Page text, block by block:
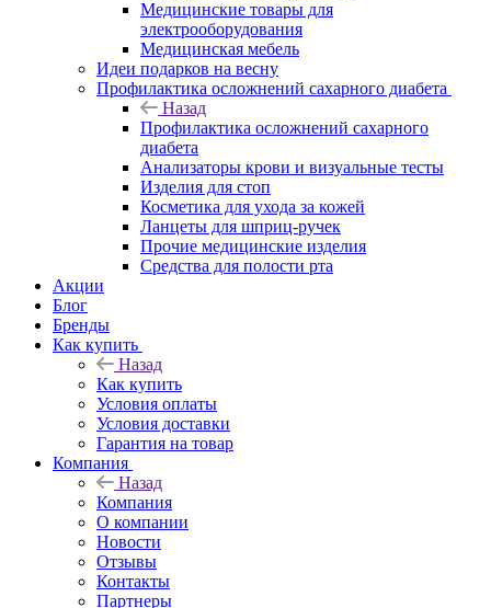
Медицинские товары для
электрооборудования
Медицинская мебель
Идеи подарков на весну
Профилактика осложнений сахарного диабета
Назад
Профилактика осложнений сахарного
диабета
Анализаторы крови и визуальные тесты
Изделия для стоп
Косметика для ухода за кожей
Ланцеты для шприц-ручек
Прочие медицинские изделия
Средства для полости рта
Акции
Блог
Бренды
Как купить
Назад
Как купить
Условия оплаты
Условия доставки
Гарантия на товар
Компания
Назад
Компания
О компании
Новости
Отзывы
Контакты
Партнеры